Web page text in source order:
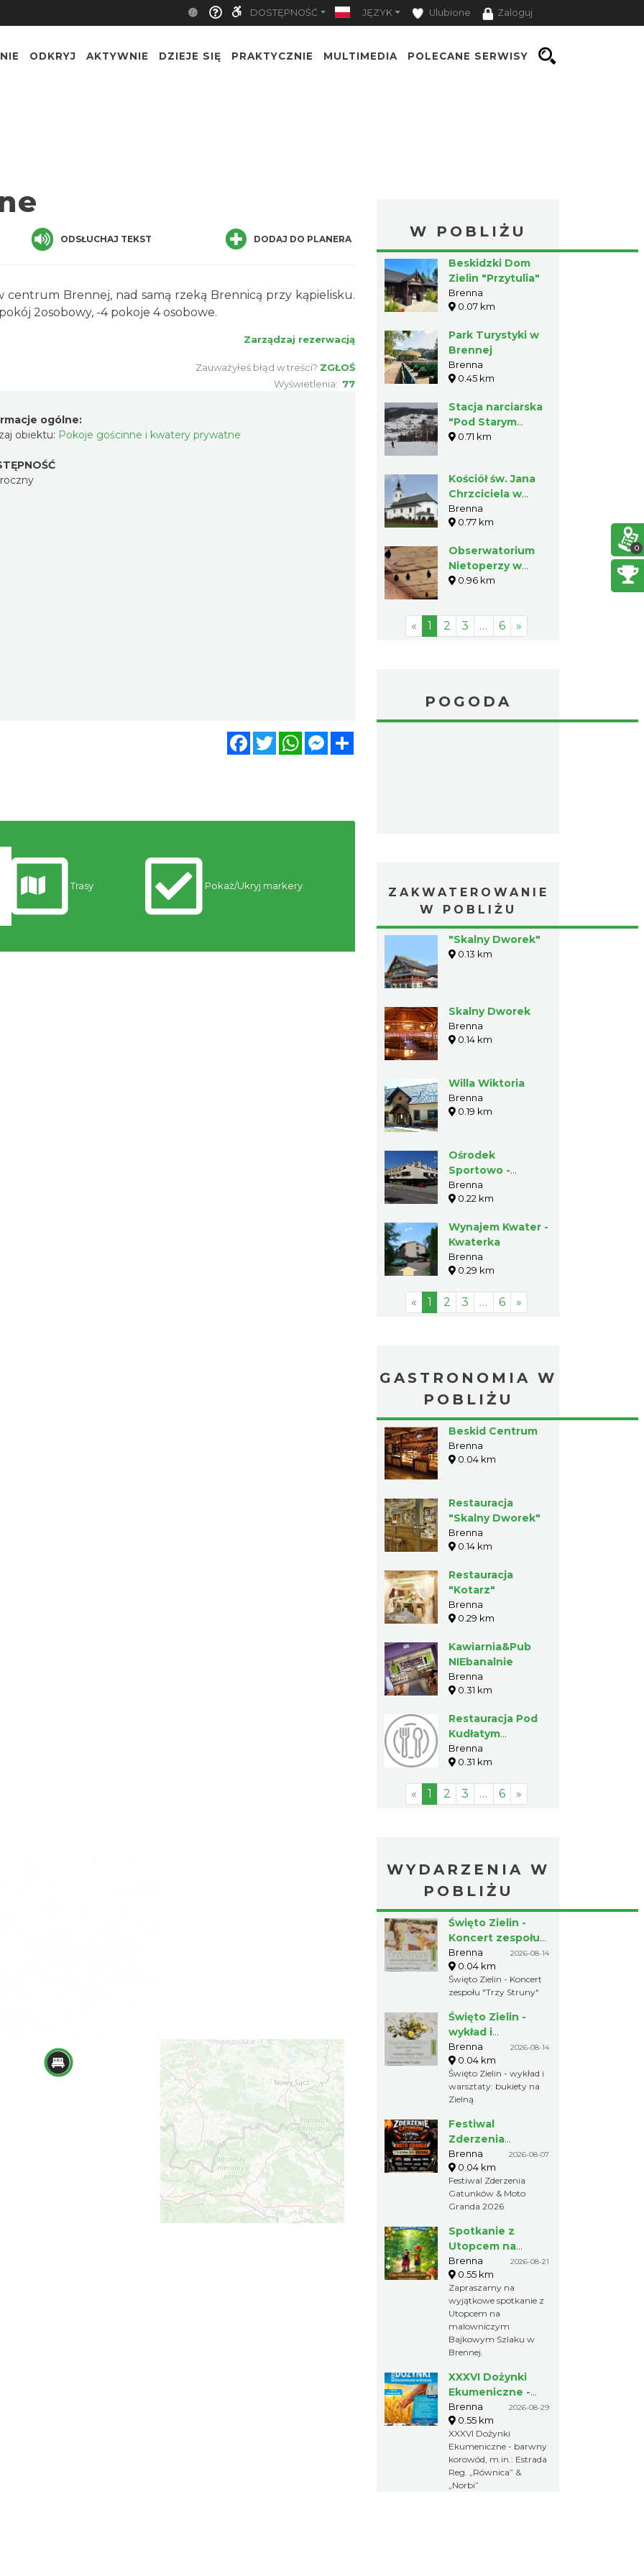
DOSTĘPNOŚĆ JĘZYK Ulubione Zaloguj
ODKRYJ AKTYWNIE DZIEJE SIĘ PRAKTYCZNIE MULTIMEDIA POLECANE SERWISY
ODSŁUCHAJ TEKST DODAJ DO PLANERA
centrum Brennej, nad samą rzeką Brennicą przy kąpielisku.
2osobowy, -4 pokoje 4 osobowe.
Zarządzaj rezerwacją
Zauważyłeś błąd w treści? ZGŁOŚ
Wyświetlenia: 77
ogólne:
obiektu: Pokoje gościnne i kwatery prywatne
FacebookTwitterWhatsAppMessenger
Trasy Pokaż/Ukryj markery
W POBLIŻU
Beskidzki Dom
Zielin "Przytulia"
Brenna
0.07 km
Park Turystyki w
Brennej
Brenna
0.45 km
Stacja narciarska
"Pod Starym
Groniem"
0.71 km
Kościół św. Jana
Chrzciciela w
Brennej
Brenna
0.77 km
Obserwatorium
Nietoperzy w
Brennej
0.96 km
« 1 2 3 … 6 »
POGODA
ZAKWATEROWANIE
W POBLIŻU
"Skalny Dworek"
0.13 km
Skalny Dworek
Brenna
0.14 km
Willa Wiktoria
Brenna
0.19 km
Ośrodek
Sportowo -
Wypoczynkowy
"Hala Sportowa"
Brenna
0.22 km
Wynajem Kwater -
Kwaterka
Brenna
0.29 km
« 1 2 3 … 6 »
GASTRONOMIA W
POBLIŻU
Beskid Centrum
Brenna
0.04 km
Restauracja
"Skalny Dworek"
Brenna
0.14 km
Restauracja
"Kotarz"
Brenna
0.29 km
Kawiarnia&Pub
NIEbanalnie
Brenna
0.31 km
Restauracja Pod
Kudłatym
Baranem
Brenna
0.31 km
« 1 2 3 … 6 »
WYDARZENIA W
POBLIŻU
Święto Zielin -
Koncert zespołu
"Trzy Struny"
Brenna 2026-08-14
0.04 km
Święto Zielin - Koncert
zespołu "Trzy Struny"
Święto Zielin -
wykład i
warsztaty:
bukiety na Zielną
Brenna 2026-08-14
0.04 km
Święto Zielin - wykład i
warsztaty: bukiety na
Zielną
Festiwal
Zderzenia
Gatunków & Moto
Granda 2026
Brenna 2026-08-07
0.04 km
Festiwal Zderzenia
Gatunków & Moto
Granda 2026
Spotkanie z
Utopcem na
Bajkowym Szlaku
Brenna 2026-08-21
0.55 km
Zapraszamy na
wyjątkowe spotkanie z
Utopcem na
malowniczym
Bajkowym Szlaku w
Brennej.
XXXVI Dożynki
Ekumeniczne -
barwny korowód,
m.in.: Estrada Reg.
„Równica” &
„Norbi”
Brenna 2026-08-29
0.55 km
XXXVI Dożynki
Ekumeniczne - barwny
korowód, m.in.: Estrada
Reg. „Równica” &
„Norbi”
0